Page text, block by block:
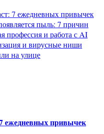
7 ежедневных привычек
пыль: 7 причин
профессия и работа с AI
и вирусные ниши
на улице
ежедневных привычек